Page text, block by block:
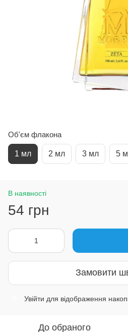
Об'єм флакона
1 мл 2 мл 3 мл 5
В наявності
54 грн
Замовити
Увійти для відображення
До обраного